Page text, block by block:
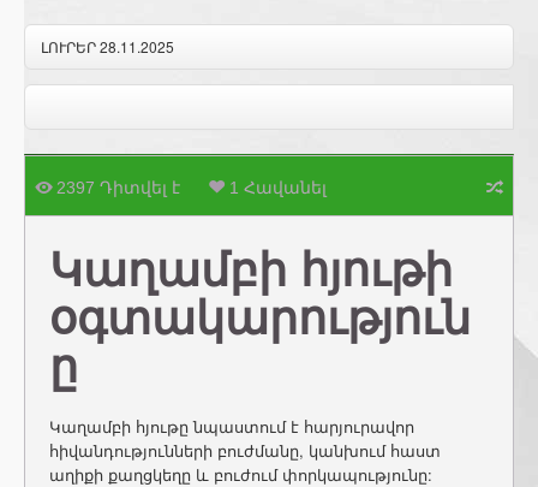
ԼՈՒՐԵՐ 28.11.2025
2397 Դիտվել է 1 Հավանել
Կաղամբի հյութի
օգտակարություն
ը
Կաղամբի հյութը նպաստում է հարյուրավոր
հիվանդությունների բուժմանը, կանխում հաստ
աղիքի քաղցկեղը և բուժում փորկապությունը: